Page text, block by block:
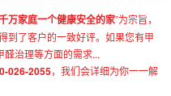
万家庭一个健康安全的家”为宗旨，
到了客户的一致好评。如果您有甲
治理等方面的需求...
026-2055，我们会详细为你一一解